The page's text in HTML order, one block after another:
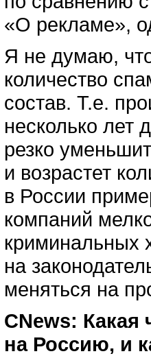
«О рекламе»,
Я не думаю,
количество
состав. Т.е.
несколько лет
резко
и возрастет
в России
компаний
криминальных
на
меняться на
CNews: Какая
на Россию, и